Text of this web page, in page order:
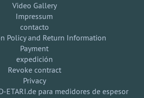
Video Gallery
Impressum
contacto
Policy and Return Information
Payment
expedición
Revoke contract
Privacy
ETARI.de para medidores de espesor